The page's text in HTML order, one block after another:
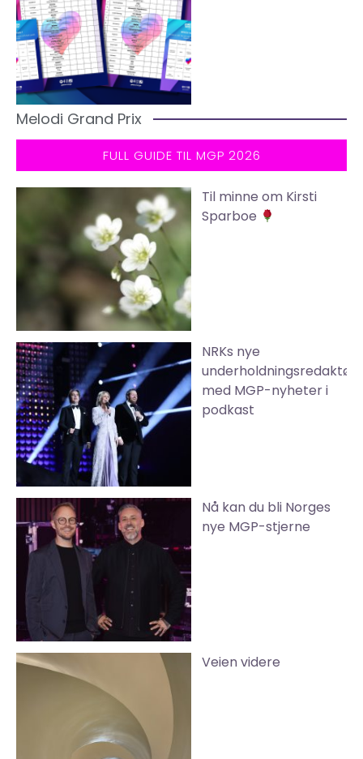
Melodi Grand Prix
FULL GUIDE TIL MGP 2026
Til minne om Kirsti
Sparboe
NRKs nye
underholdningsredaktør
med MGP-nyheter i
podkast
Nå kan du bli Norges
nye MGP-stjerne
Veien videre